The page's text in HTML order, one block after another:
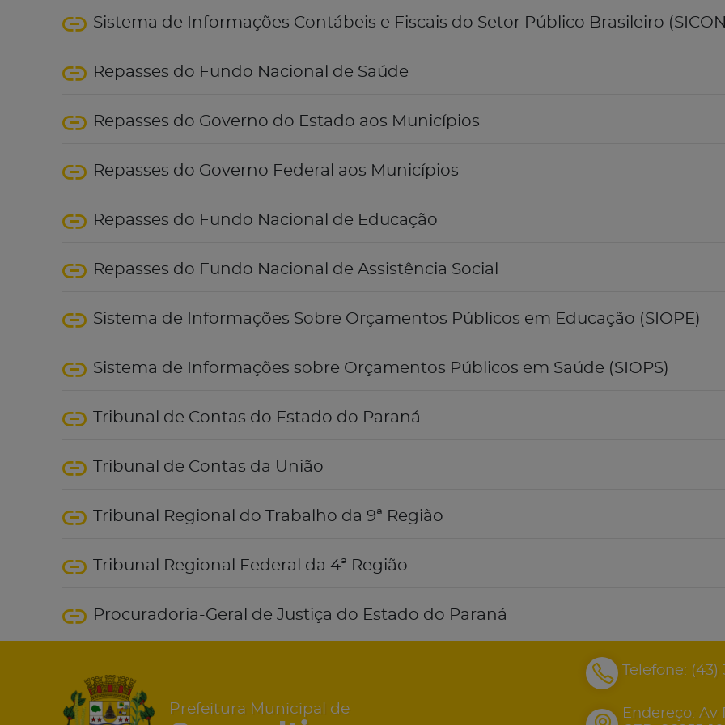
Sistema de Informações Contábeis e Fiscais do Setor Público Brasileiro
Repasses do Fundo Nacional de Saúde
Repasses do Governo do Estado aos Municípios
Repasses do Governo Federal aos Municípios
Repasses do Fundo Nacional de Educação
Repasses do Fundo Nacional de Assistência Social
Sistema de Informações Sobre Orçamentos Públicos em Educação (SIOPE)
Sistema de Informações sobre Orçamentos Públicos em Saúde (SIOPS)
Tribunal de Contas do Estado do Paraná
Tribunal de Contas da União
Tribunal Regional do Trabalho da 9ª Região
Tribunal Regional Federal da 4ª Região
Procuradoria-Geral de Justiça do Estado do Paraná
Prefeitura Municipal de
Telefone: (43)
Endereço: Av